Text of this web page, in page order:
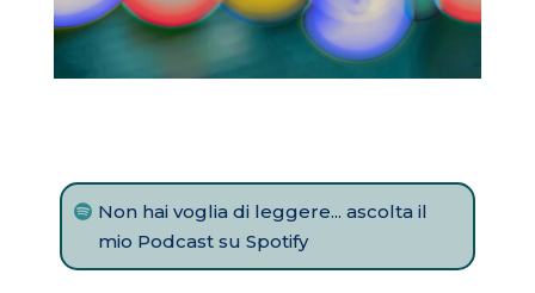
Non hai voglia di leggere... ascolta il
mio Podcast su Spotify